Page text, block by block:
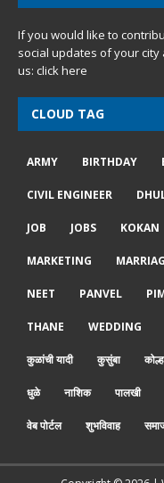
If you would like to
social updates of your
us: click here
CLOUD TAG
ARMY BIRTHDAY
CIVIL ENGINEER
JOB JOBS KOKAN
MARKETING
NEET PANVEL
THANE WEDDING
कुळांची यादी कुसुंबा
धुळे नाशिक पालखी
वेब पोर्टल शुभविवाह